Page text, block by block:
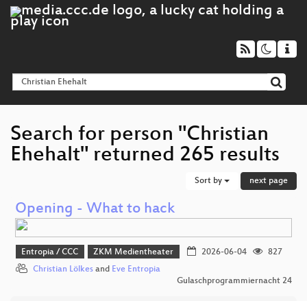
Search for person "Christian
Ehehalt" returned 265 results
Sort by next page
Opening - What to hack
Entropia / CCC ZKM Medientheater 2026-06-04
827
Christian Lölkes and Eve Entropia
Gulaschprogrammiernacht 24